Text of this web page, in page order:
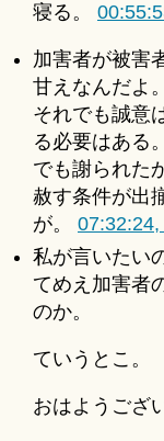
寝る。
加害者が被害
甘えなんだよ。
それでも誠意
る必要はある。
でも謝られた
赦す条件が出
が。
私が言いたい
てめえ加害者
のか。
ていうとこ。
おはようござ